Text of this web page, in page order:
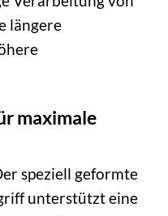
längere
maximale
speziell geformte
unterstützt eine